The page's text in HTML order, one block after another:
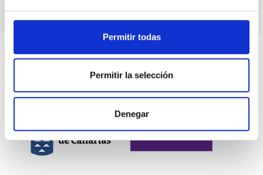
Permitir todas
Permitir la selección
Denegar